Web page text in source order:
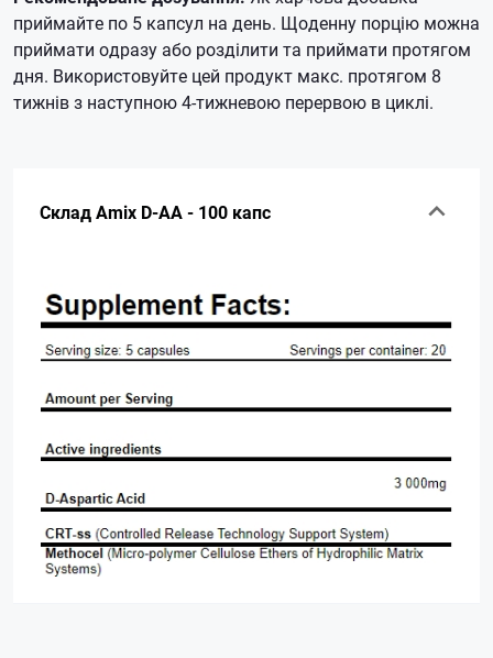
приймайте по 5 капсул на день. Щоденну порцію можна
приймати одразу або розділити та приймати протягом
дня. Використовуйте цей продукт макс. протягом 8
тижнів з наступною 4-тижневою перервою в циклі.
Склад Amix D-AA - 100 капс